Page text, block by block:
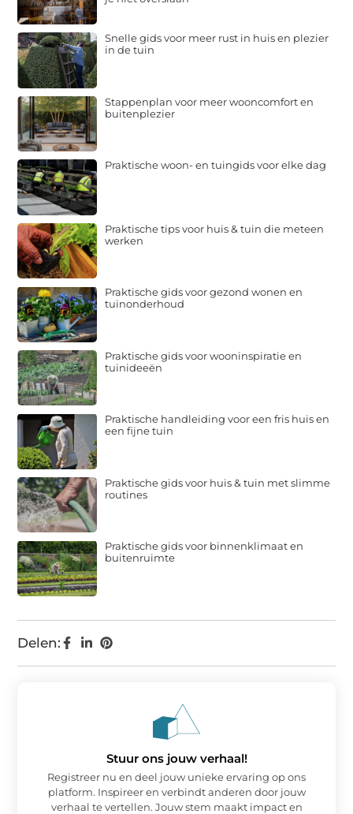
Delen:
Snelle gids voor meer rust in huis en plezier
in de tuin
Stappenplan voor meer wooncomfort en
buitenplezier
Praktische woon- en tuingids voor elke dag
Praktische tips voor huis & tuin die meteen
werken
Praktische gids voor gezond wonen en
tuinonderhoud
Praktische gids voor wooninspiratie en
tuinideeën
Praktische handleiding voor een fris huis en
een fijne tuin
Praktische gids voor huis & tuin met slimme
routines
Praktische gids voor binnenklimaat en
buitenruimte
Stuur ons jouw verhaal!
Registreer nu en deel jouw unieke ervaring op ons
platform. Inspireer en verbindt anderen door jouw
verhaal te vertellen. Jouw stem maakt impact en